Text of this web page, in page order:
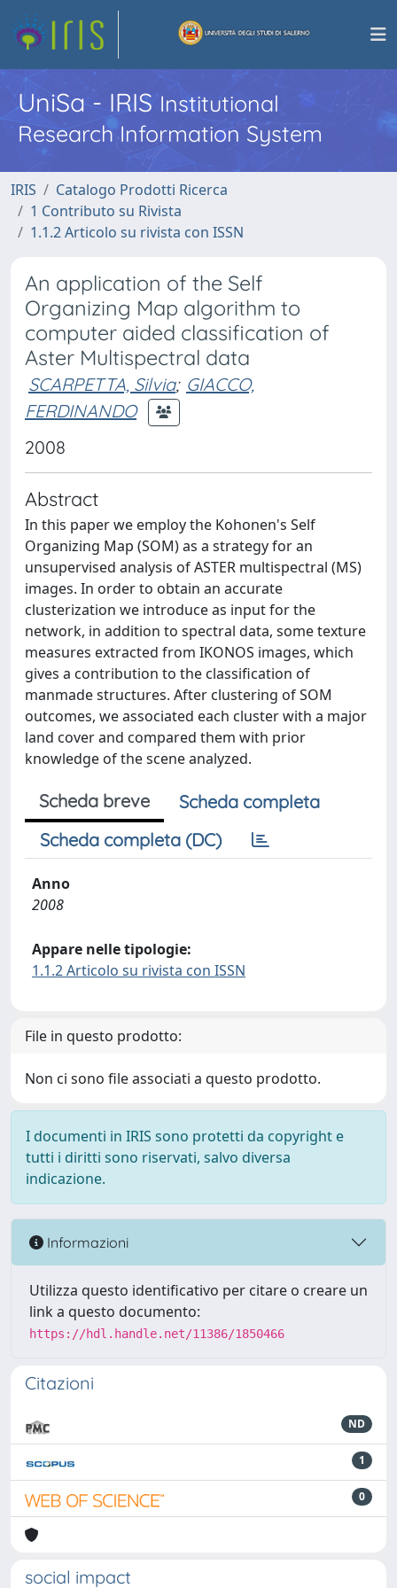
UniSa - IRISInstitutional
Research Information System
IRIS
Catalogo Prodotti Ricerca
1 Contributo su Rivista
1.1.2 Articolo su rivista con ISSN
An application of the Self
Organizing Map algorithm to
computer aided classification of
Aster Multispectral data
SCARPETTA, Silvia; GIACCO,
FERDINANDO
2008
Abstract
In this paper we employ the Kohonen's Self
Organizing Map (SOM) as a strategy for an
unsupervised analysis of ASTER multispectral (MS)
images. In order to obtain an accurate
clusterization we introduce as input for the
network, in addition to spectral data, some texture
measures extracted from IKONOS images, which
gives a contribution to the classification of
manmade structures. After clustering of SOM
outcomes, we associated each cluster with a major
land cover and compared them with prior
knowledge of the scene analyzed.
Scheda breve
Scheda completa
Scheda completa (DC)
Anno
2008
Appare nelle tipologie:
1.1.2 Articolo su rivista con ISSN
File in questo prodotto:
Non ci sono file associati a questo prodotto.
I documenti in IRIS sono protetti da copyright e
tutti i diritti sono riservati, salvo diversa
indicazione.
Informazioni
Utilizza questo identificativo per citare o creare un
link a questo documento:
https://hdl.handle.net/11386/1850466
Citazioni
ND
1
0
social impact